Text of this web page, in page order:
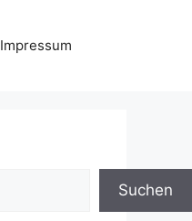
Impressum
Suchen